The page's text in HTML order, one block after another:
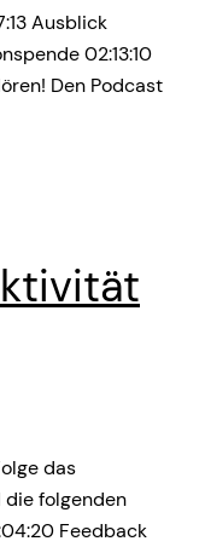
Ausblick
02:13:10
Den Podcast
das
die folgenden
Feedback